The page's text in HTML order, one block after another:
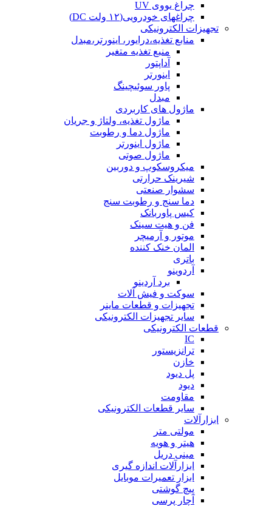
چراغ یووی UV
چراغهای خودرویی(۱۲ ولت DC)
تجهیزات الکترونیکی
منابع تغذیه،درایور، اینورتر،مبدل
منبع تغذیه متغیر
آداپتور
اینورتر
پاور سوئیچینگ
مبدل
ماژول های کاربردی
ماژول تغذیه، ولتاژ و جریان
ماژول دما و رطوبت
ماژول اینورتر
ماژول صوتی
میکروسکوپ و دوربین
شیرینک حرارتی
سشوار صنعتی
دما سنج و رطوبت سنج
کیس پاوربانک
فن و هیت سینک
موتور و آرمیچر
المان خنک کننده
باتری
آردوینو
برد آردینو
سوکت و فیش آلات
تجهیزات و قطعات ماینر
سایر تجهیزات الکترونیکی
قطعات الکترونیکی
IC
ترانزیستور
خازن
پل دیود
دیود
مقاومت
سایر قطعات الکترونیکی
ابزارآلات
مولتی متر
هیتر و هویه
مینی دریل
ابزارآلات اندازه گیری
ابزار تعمیرات موبایل
پیچ گوشتی
آچار پرسی